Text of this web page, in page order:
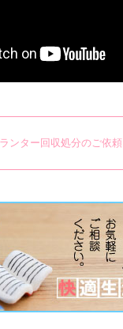
ンター回収処分のご依頼